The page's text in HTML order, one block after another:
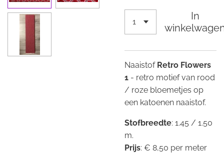
In
Naaistof Retro Flowers
1 - retro motief van rood
/ roze bloemetjes op
een katoenen naaistof.
Stofbreedte: 1.45 / 1.50
m.
Prijs: € 8,50 per meter